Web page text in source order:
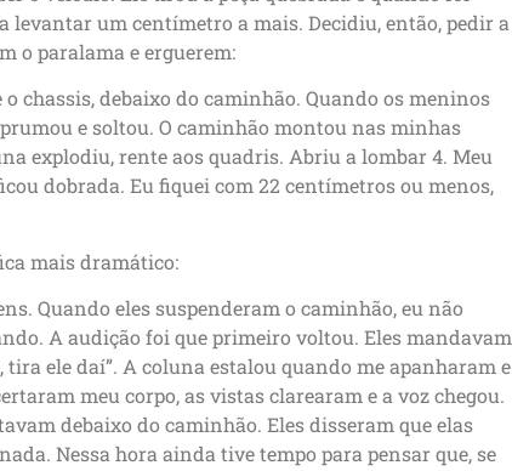
levantar um centímetro a mais. Decidiu, então, pedir a
o paralama e erguerem:
chassis, debaixo do caminhão. Quando os meninos
e soltou. O caminhão montou nas minhas
explodiu, rente aos quadris. Abriu a lombar 4. Meu
dobrada. Eu fiquei com 22 centímetros ou menos,
mais dramático:
Quando eles suspenderam o caminhão, eu não
A audição foi que primeiro voltou. Eles mandavam
tira ele daí”. A coluna estalou quando me apanharam e
meu corpo, as vistas clarearam e a voz chegou.
debaixo do caminhão. Eles disseram que elas
Nessa hora ainda tive tempo para pensar que, se